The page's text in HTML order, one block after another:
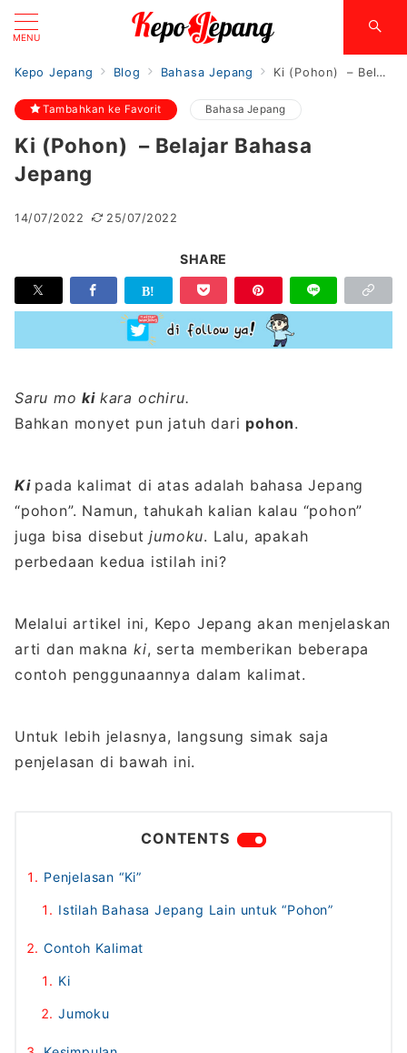
MENU
Kepo Jepang Blog Bahasa Jepang Ki (Pohon) – Belajar Bahasa Jepang
Tambahkan ke Favorit Bahasa Jepang
Ki (Pohon) – Belajar Bahasa
Jepang
14/07/2022 25/07/2022
SHARE
Saru moki kara ochiru.
Bahkan monyet pun jatuh dari pohon.
Ki pada kalimat di atas adalah bahasa Jepang
“pohon”. Namun, tahukah kalian kalau “pohon”
juga bisa disebutjumoku. Lalu, apakah
perbedaan kedua istilah ini?
Melalui artikel ini, Kepo Jepang akan menjelaskan
arti dan maknaki, serta memberikan beberapa
contoh penggunaannya dalam kalimat.
Untuk lebih jelasnya, langsung simak saja
penjelasan di bawah ini.
CONTENTS
Penjelasan “Ki”
Istilah Bahasa Jepang Lain untuk “Pohon”
Contoh Kalimat
Ki
Jumoku